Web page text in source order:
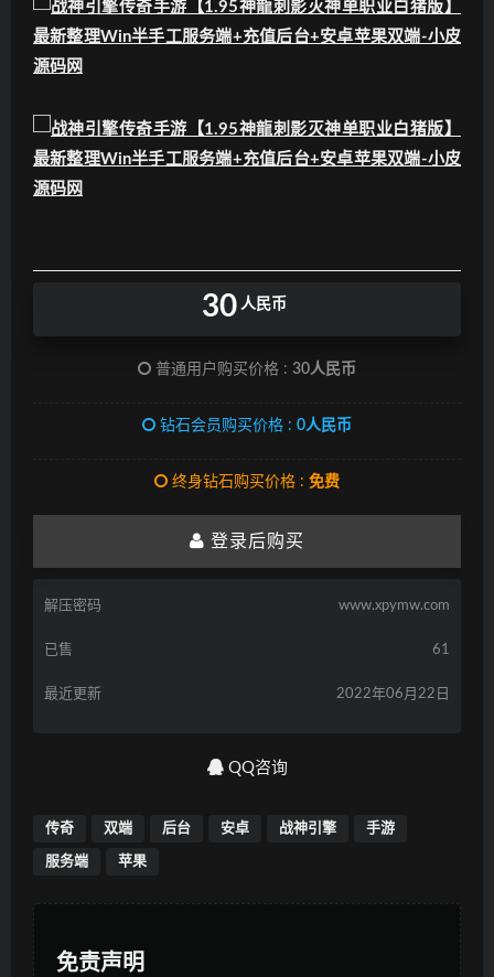
30 人民币
普通用户购买价格 : 30人民币
钻石会员购买价格 : 0人民币
终身钻石购买价格 : 免费
登录后购买
解压密码 www.xpymw.com
已售 61
最近更新 2022年06月22日
QQ咨询
传奇 双端 后台 安卓 战神引擎 手游
服务端 苹果
免责声明